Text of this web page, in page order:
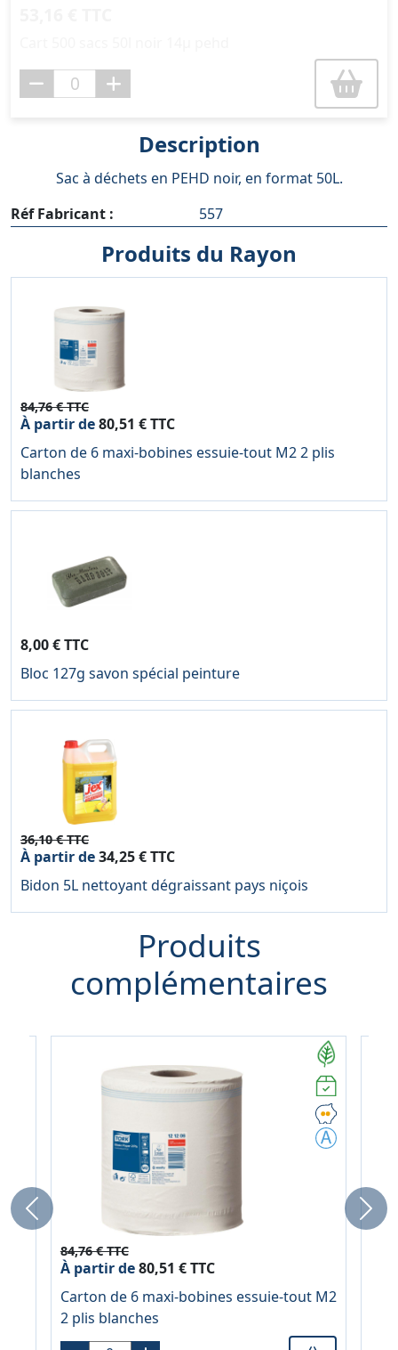
Description
Sac à déchets en PEHD noir, en format 50L.
Réf Fabricant :
557
Produits du Rayon
84,76 € TTC
À partir de80,51 € TTC
Carton de 6 maxi-bobines essuie-tout M2 2 plis
blanches
8,00 € TTC
Bloc 127g savon spécial peinture
36,10 € TTC
À partir de34,25 € TTC
Bidon 5L nettoyant dégraissant pays niçois
Produits
complémentaires
84,76 € TTC
À partir de80,51 € TTC
Carton de 6 maxi-bobines essuie-tout M2
2 plis blanches
Previous Next